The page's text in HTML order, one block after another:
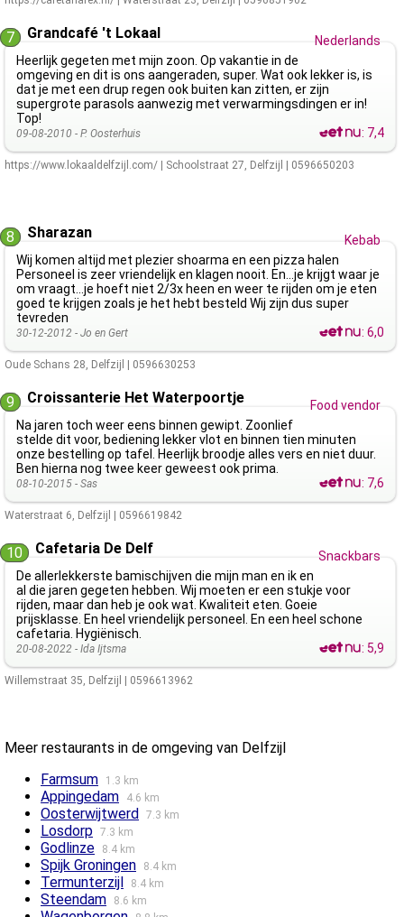
7 Grandcafé 't Lokaal
Nederlands
Heerlijk gegeten met mijn zoon. Op vakantie in de
omgeving en dit is ons aangeraden, super. Wat ook lekker is, is
dat je met een drup regen ook buiten kan zitten, er zijn
supergrote parasols aanwezig met verwarmingsdingen er in!
Top!
09-08-2010 - P. Oosterhuis : 7,4
https://www.lokaaldelfzijl.com/ Schoolstraat 27, Delfzijl 0596650203
8 Sharazan
Kebab
Wij komen altijd met plezier shoarma en een pizza halen
Personeel is zeer vriendelijk en klagen nooit. En...je krijgt waar je
om vraagt...je hoeft niet 2/3x heen en weer te rijden om je eten
goed te krijgen zoals je het hebt besteld Wij zijn dus super
tevreden
30-12-2012 - Jo en Gert :6,0
Oude Schans 28, Delfzijl 0596630253
9 Croissanterie Het Waterpoortje
Food vendor
Na jaren toch weer eens binnen gewipt. Zoonlief
stelde dit voor, bediening lekker vlot en binnen tien minuten
onze bestelling op tafel. Heerlijk broodje alles vers en niet duur.
Ben hierna nog twee keer geweest ook prima.
08-10-2015 - Sas : 7,6
Waterstraat 6, Delfzijl 0596619842
10 Cafetaria De Delf
Snackbars
De allerlekkerste bamischijven die mijn man en ik en
al die jaren gegeten hebben. Wij moeten er een stukje voor
rijden, maar dan heb je ook wat. Kwaliteit eten. Goeie
prijsklasse. En heel vriendelijk personeel. En een heel schone
cafetaria. Hygiënisch.
20-08-2022 - Ida Ijtsma :5,9
Willemstraat 35, Delfzijl 0596613962
Meer restaurants in de omgeving van Delfzijl
Farmsum
1.3 km
Appingedam 4.6 km
Oosterwijtwerd 7.3 km
Losdorp 7.3 km
Godlinze 8.4 km
Spijk Groningen 8.4 km
Termunterzijl 8.4 km
Steendam 8.6 km